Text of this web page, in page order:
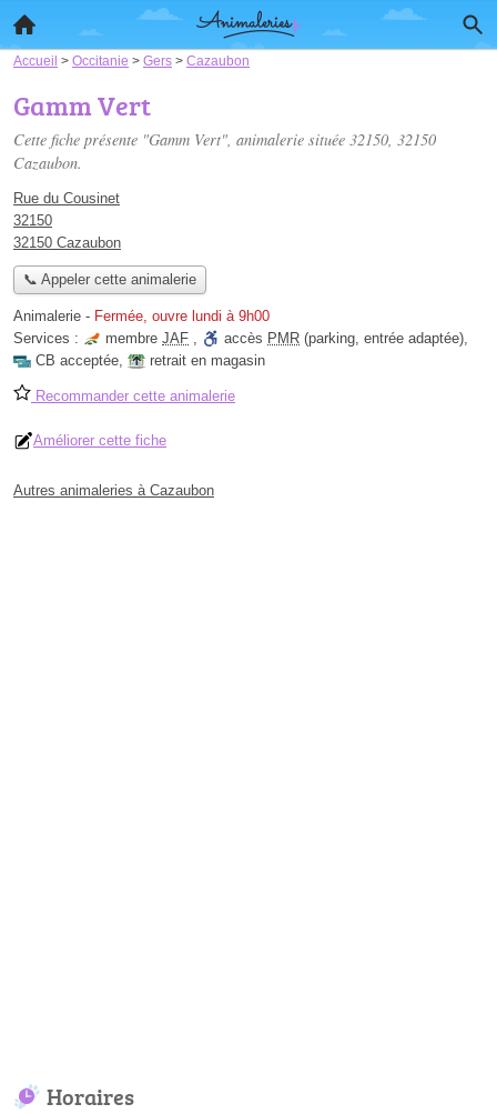
Accueil > Occitanie > Gers > Cazaubon
Gamm Vert
Cette fiche présente "Gamm Vert", animalerie située 32150, 32150
Cazaubon.
Rue du Cousinet
32150
32150 Cazaubon
📞 Appeler cette animalerie
Animalerie - Fermée, ouvre lundi à 9h00
Services :
membre JAF , accès PMR (parking, entrée adaptée),
CB acceptée, retrait en magasin
Recommander cette animalerie
Améliorer cette fiche
Autres animaleries à Cazaubon
Horaires